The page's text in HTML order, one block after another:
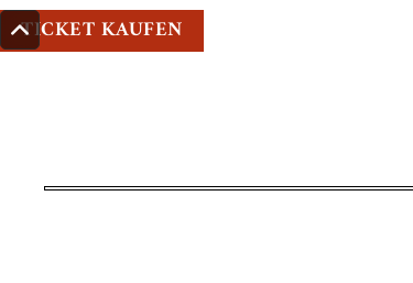
TICKET KAUFEN